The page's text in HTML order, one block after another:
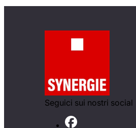
Seguici sui nostri social